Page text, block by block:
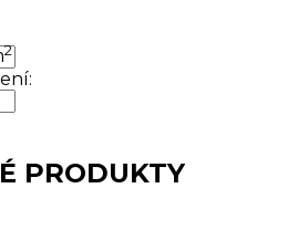
2
PRODUKTY